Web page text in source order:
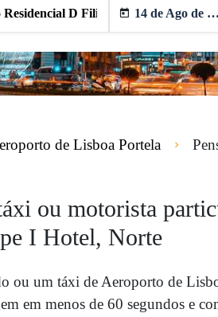
14 de Ago de 2026
de Lisboa Portela
ou motorista
I Hotel, Norte
ou um táxi de Aeroporto de
em menos de 60 segundos e